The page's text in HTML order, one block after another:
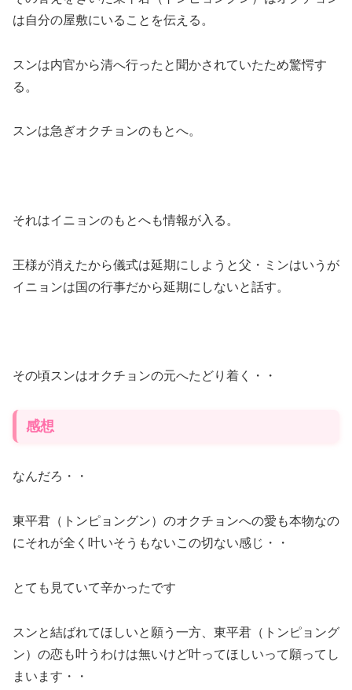
は自分の屋敷にいることを伝える。
スンは内官から清へ行ったと聞かされていたため驚愕す
る。
スンは急ぎオクチョンのもとへ。
それはイニョンのもとへも情報が入る。
王様が消えたから儀式は延期にしようと父・ミンはいうが
イニョンは国の行事だから延期にしないと話す。
その頃スンはオクチョンの元へたどり着く・・
感想
なんだろ・・
東平君（トンピョングン）のオクチョンへの愛も本物なの
にそれが全く叶いそうもないこの切ない感じ・・
とても見ていて辛かったです
スンと結ばれてほしいと願う一方、東平君（トンピョング
ン）の恋も叶うわけは無いけど叶ってほしいって願ってし
まいます・・